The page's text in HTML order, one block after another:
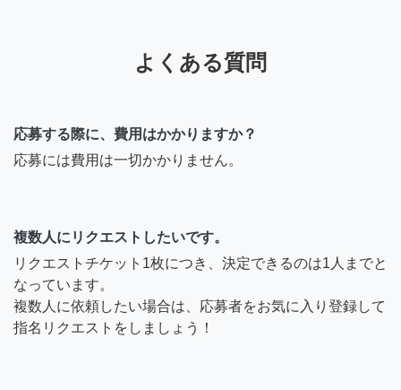
よくある質問
応募する際に、費用はかかりますか？
応募には費用は一切かかりません。
複数人にリクエストしたいです。
リクエストチケット1枚につき、決定できるのは1人までと
なっています。
複数人に依頼したい場合は、応募者をお気に入り登録して
指名リクエストをしましょう！